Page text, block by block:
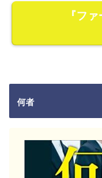
『フ
何者